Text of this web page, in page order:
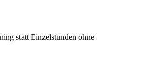
statt Einzelstunden ohne